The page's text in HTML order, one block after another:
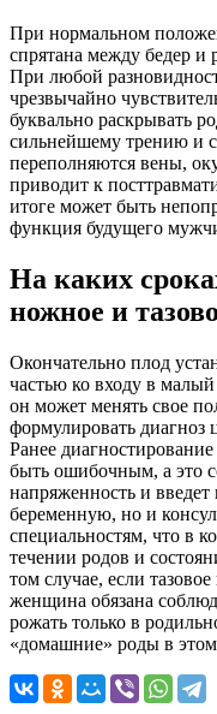
При нормальном
спрятана между бедер и
При любой
чрезвычайно
буквально раскрывать
сильнейшему трению и
переполняются вены,
приводит к
итоге может быть
функция будущего
На каких
ножное и
Окончательно плод
частью ко входу в
он может менять свое
формулировать диагноз
Ранее
быть ошибочным, а это
напряженность и введет
беременную, но и
специальностям, что в
течении родов и
том случае, если
женщина обязана
рожать только в
«домашние» роды в